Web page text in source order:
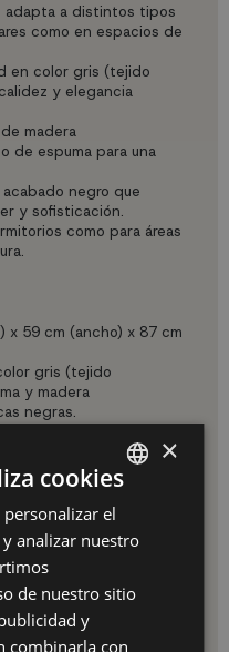
adapta a distintos tipos
como en espacios de
en color gris (tejido
y elegancia
madera
de espuma para una
negro que
y sofisticación.
como para áreas
x 59 cm (ancho) x 87 cm
gris (tejido
y madera
negras.
esfuerzo.
larga vida útil.
escritorios, espacios de
lectura.
limpiar con un paño
manchas. Diseño
SPANISH
ES
PT
×
cookies
el
analizar nuestro
de nuestro sitio
y
combinarla con